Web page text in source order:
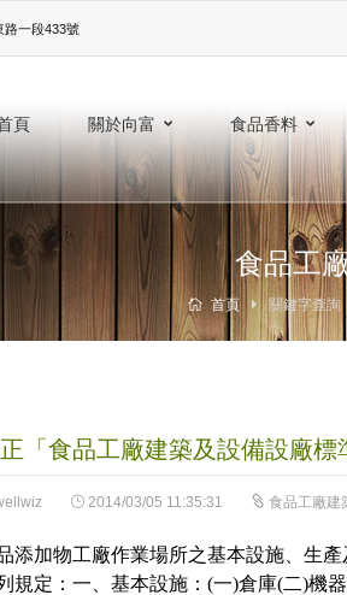
路一段433號‎
頁 關於向富 食品香料
食品工
首頁 關鍵字查詢
「食品工廠建築及設備設廠標
2014/03/05 11:35:31 食品工廠建
添加物工廠作業場所之基本設施、生
規定：一、基本設施：(一)倉庫(二)機